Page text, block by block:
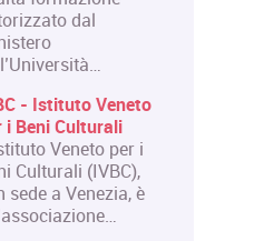
dal
- Istituto Veneto
i Beni Culturali
Veneto per i
Culturali (IVBC),
sede a Venezia, è